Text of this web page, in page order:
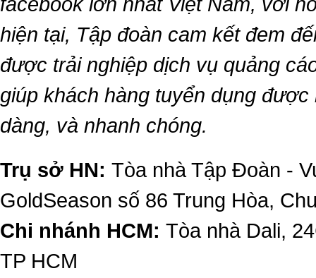
hiện tại, Tập đoàn cam kết đem
được trải nghiệp dịch vụ quảng
giúp khách hàng tuyển dụng
dàng, và nhanh chóng.
Trụ sở HN: Tòa nhà Tập Đoàn -
GoldSeason số 86 Trung Hòa,
Chi nhánh HCM: Tòa nhà Dali,
TP HCM